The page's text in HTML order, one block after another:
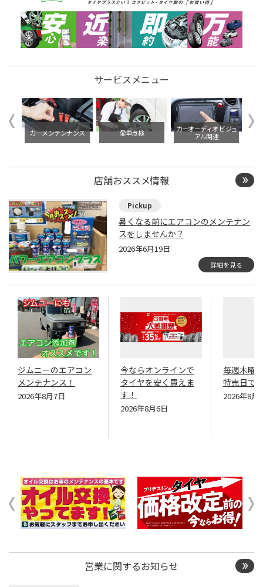
サービスメニュー
交 カーメンテンナンス 愛車点検
カーオーディオ ビジュ
アル関連
店舗おススメ情報
暑くなる前にエアコンのメンテナン
スをしませんか？
2026年6月19日
詳細を見る
ジムニーのエアコン
メンテナンス！
2026年8月7日
今ならオンラインで
タイヤを安く買えま
す！
2026年8月6日
毎週木曜
特売日で
2026年8月
営業に関するお知らせ